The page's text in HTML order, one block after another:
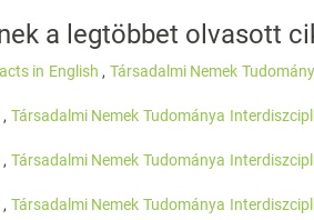
a legtöbbet olvasott
in English , Társadalmi Nemek
, Társadalmi Nemek Tudománya
, Társadalmi Nemek Tudománya
, Társadalmi Nemek Tudománya